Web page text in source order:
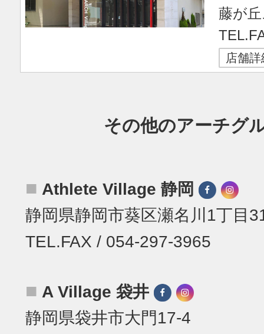
藤が
店舗詳
その他のアーチグ
■ Athlete Village 静岡
静岡県静岡市葵区瀬名川1丁目
TEL.FAX / 054-297-3965
■ A Village 袋井
静岡県袋井市大門17-4